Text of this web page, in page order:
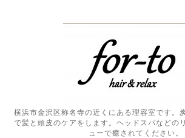
横浜市金沢区称名寺の近くにある理容室です。
で髪と頭皮のケアをします。ヘッドスパなどの
ューで癒されてください。